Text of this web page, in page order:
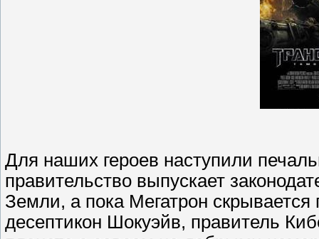
Для наших героев наступили
правительство выпускает
Земли, а пока Мегатрон
десептикон Шокуэйв, правитель